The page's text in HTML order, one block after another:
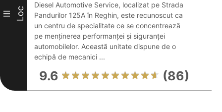
III Loc
Diesel Automotive Service, localizat pe Strada
Pandurilor 125A în Reghin, este recunoscut ca
un centru de specialitate ce se concentrează
pe menținerea performanței și siguranței
automobilelor. Această unitate dispune de o
echipă de mecanici ...
9.6 (86)